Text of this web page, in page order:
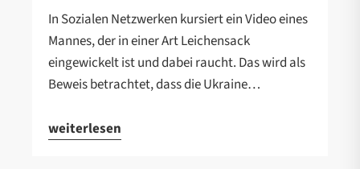
In Sozialen Netzwerken kursiert ein Video eines
Mannes, der in einer Art Leichensack
eingewickelt ist und dabei raucht. Das wird als
Beweis betrachtet, dass die Ukraine…
weiterlesen